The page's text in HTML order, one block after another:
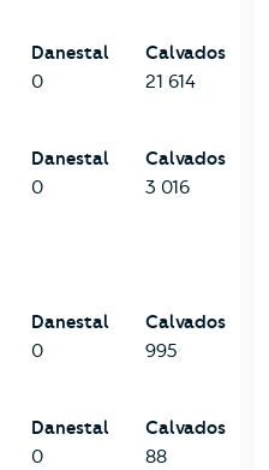
Danestal
0
Calvados
21 614
Danestal
0
Calvados
3 016
Danestal
0
Calvados
995
Danestal
0
Calvados
88